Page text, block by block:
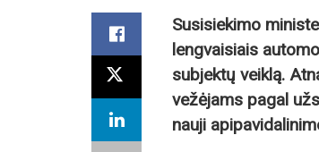
Susisiekimo
lengvaisiais
subjektų veiklą.
vežėjams pagal
nauji